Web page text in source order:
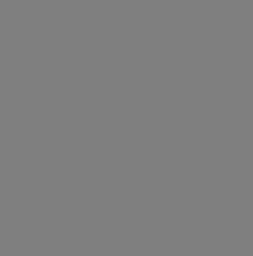
SOIN JOUR POUR PEAU MIXTE IS AVAILABLE